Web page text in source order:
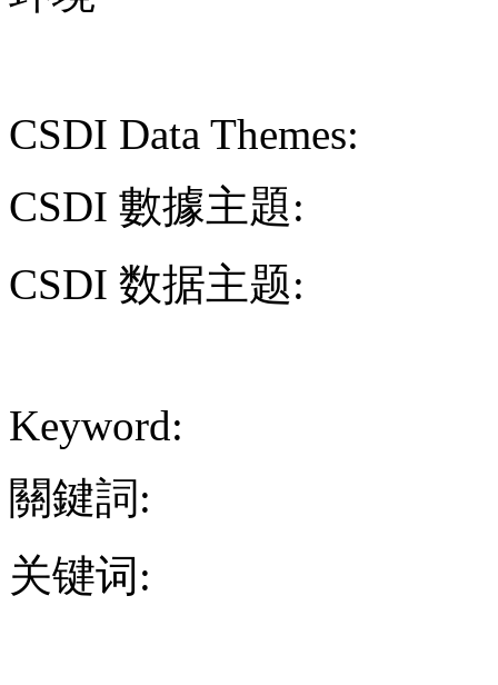
CSDI Data Themes:
CSDI 數據主題:
CSDI 数据主题:
Keyword:
關鍵詞:
关键词: